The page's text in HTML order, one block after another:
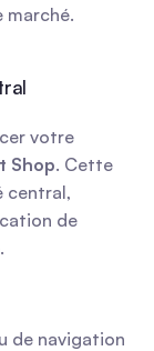
marché.
votre
Shop. Cette
central,
de
de navigation